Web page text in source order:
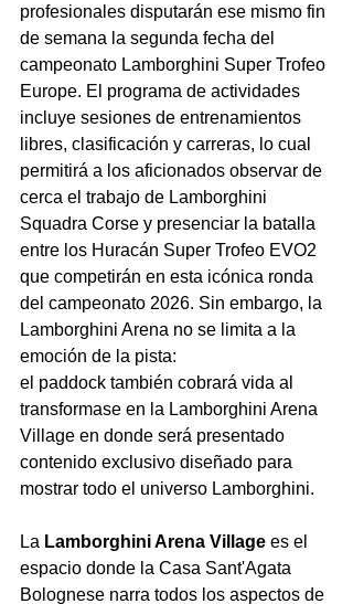
profesionales disputarán ese mismo fin
de semana la segunda fecha del
campeonato Lamborghini Super Trofeo
Europe. El programa de actividades
incluye sesiones de entrenamientos
libres, clasificación y carreras, lo cual
permitirá a los aficionados observar de
cerca el trabajo de Lamborghini
Squadra Corse y presenciar la batalla
entre los Huracán Super Trofeo EVO2
que competirán en esta icónica ronda
del campeonato 2026. Sin embargo, la
Lamborghini Arena no se limita a la
emoción de la pista:
el paddock también cobrará vida al
transformase en la Lamborghini Arena
Village en donde será presentado
contenido exclusivo diseñado para
mostrar todo el universo Lamborghini.
La Lamborghini Arena Village es el
espacio donde la Casa Sant'Agata
Bolognese narra todos los aspectos de